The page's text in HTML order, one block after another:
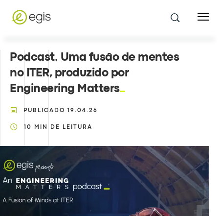
Podcast. Uma fusão de mentes
no ITER, produzido por
Engineering Matters
PUBLICADO 19.04.26
10 MIN DE LEITURA